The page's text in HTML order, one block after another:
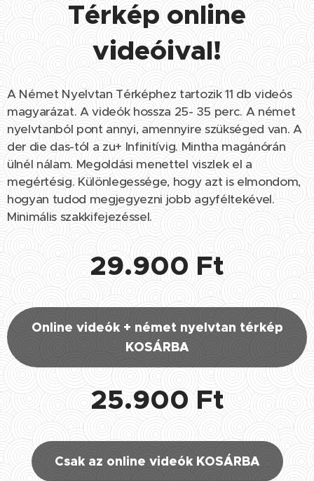
Térkép online
videóival!
A Német Nyelvtan Térképhez tartozik 11 db videós
magyarázat. A videók hossza 25- 35 perc. A német
nyelvtanból pont annyi, amennyire szükséged van. A
der die das-tól a zu+ Infinitívig. Mintha magánórán
ülnél nálam. Megoldási menettel viszlek el a
megértésig. Különlegessége, hogy azt is elmondom,
hogyan tudod megjegyezni jobb agyféltekével.
Minimális szakkifejezéssel.
29.900 Ft
Online videók + német nyelvtan térkép
KOSÁRBA
25.900 Ft
Csak az online videók KOSÁRBA